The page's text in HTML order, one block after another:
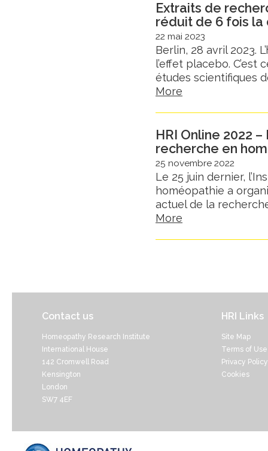
Extraits de
réduit de 6 fois
22 mai 2023
Berlin, 28 avril 2023.
l’effet placebo.
études scientifiques
More
HRI Online 2022
recherche en
25 novembre 2022
Le 25 juin dernier,
homéopathie a
actuel de la
More
Contact us
Homeopathy Research Institute
International House
142 Cromwell Road
Kensington
London
SW7 4EF
HRI Links
Site Map
Terms of Use
Privacy Policy
Cookies